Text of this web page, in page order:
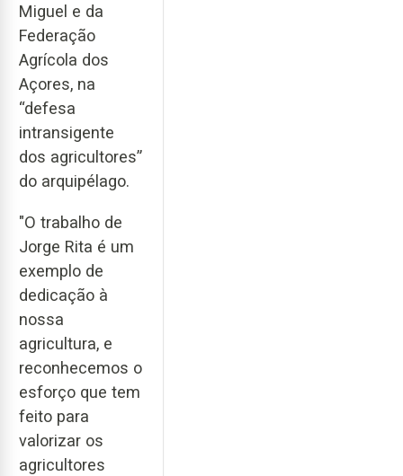
Miguel e da
Federação
Agrícola dos
Açores, na
“defesa
intransigente
dos agricultores”
do arquipélago.
"O trabalho de
Jorge Rita é um
exemplo de
dedicação à
nossa
agricultura, e
reconhecemos o
esforço que tem
feito para
valorizar os
agricultores